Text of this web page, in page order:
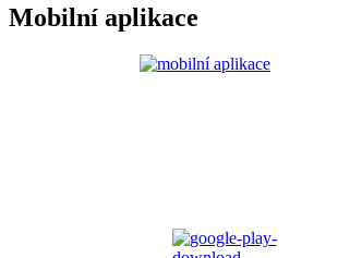
Mobilní aplikace